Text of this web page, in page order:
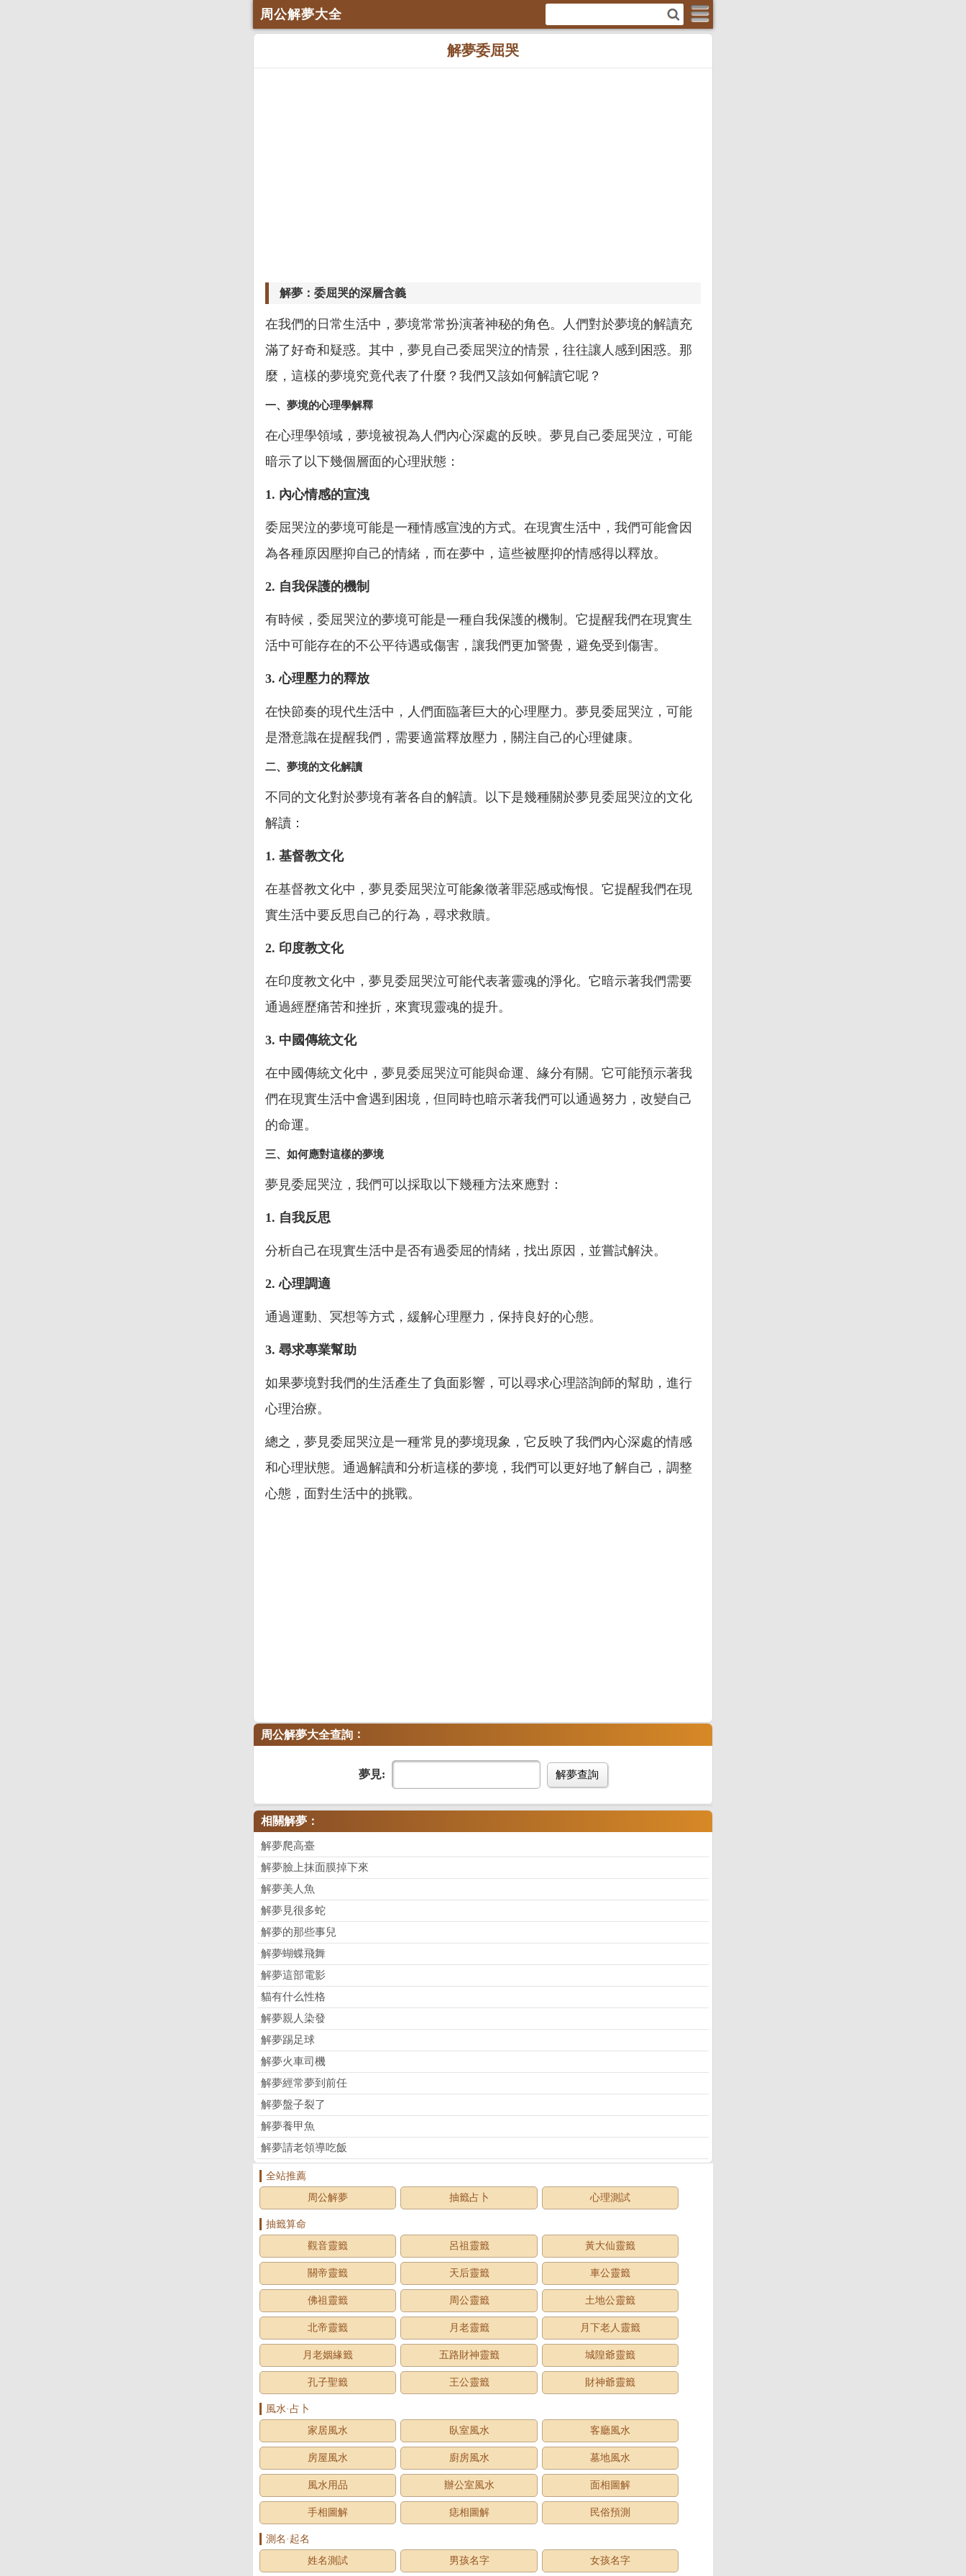
周公解夢大全
解夢委屈哭
解夢：委屈哭的深層含義
在我們的日常生活中，夢境常常扮演著神秘的角色。人們對於夢境的解讀充
滿了好奇和疑惑。其中，夢見自己委屈哭泣的情景，往往讓人感到困惑。那
麼，這樣的夢境究竟代表了什麼？我們又該如何解讀它呢？
一、夢境的心理學解釋
在心理學領域，夢境被視為人們內心深處的反映。夢見自己委屈哭泣，可能
暗示了以下幾個層面的心理狀態：
1. 內心情感的宣洩
委屈哭泣的夢境可能是一種情感宣洩的方式。在現實生活中，我們可能會因
為各種原因壓抑自己的情緒，而在夢中，這些被壓抑的情感得以釋放。
2. 自我保護的機制
有時候，委屈哭泣的夢境可能是一種自我保護的機制。它提醒我們在現實生
活中可能存在的不公平待遇或傷害，讓我們更加警覺，避免受到傷害。
3. 心理壓力的釋放
在快節奏的現代生活中，人們面臨著巨大的心理壓力。夢見委屈哭泣，可能
是潛意識在提醒我們，需要適當釋放壓力，關注自己的心理健康。
二、夢境的文化解讀
不同的文化對於夢境有著各自的解讀。以下是幾種關於夢見委屈哭泣的文化
解讀：
1. 基督教文化
在基督教文化中，夢見委屈哭泣可能象徵著罪惡感或悔恨。它提醒我們在現
實生活中要反思自己的行為，尋求救贖。
2. 印度教文化
在印度教文化中，夢見委屈哭泣可能代表著靈魂的淨化。它暗示著我們需要
通過經歷痛苦和挫折，來實現靈魂的提升。
3. 中國傳統文化
在中國傳統文化中，夢見委屈哭泣可能與命運、緣分有關。它可能預示著我
們在現實生活中會遇到困境，但同時也暗示著我們可以通過努力，改變自己
的命運。
三、如何應對這樣的夢境
夢見委屈哭泣，我們可以採取以下幾種方法來應對：
1. 自我反思
分析自己在現實生活中是否有過委屈的情緒，找出原因，並嘗試解決。
2. 心理調適
通過運動、冥想等方式，緩解心理壓力，保持良好的心態。
3. 尋求專業幫助
如果夢境對我們的生活產生了負面影響，可以尋求心理諮詢師的幫助，進行
心理治療。
總之，夢見委屈哭泣是一種常見的夢境現象，它反映了我們內心深處的情感
和心理狀態。通過解讀和分析這樣的夢境，我們可以更好地了解自己，調整
心態，面對生活中的挑戰。
周公解夢大全查詢 ：
夢見: 解夢查詢
相關解夢：
解夢爬高臺
解夢臉上抹面膜掉下來
解夢美人魚
解夢見很多蛇
解夢的那些事兒
解夢蝴蝶飛舞
解夢這部電影
貓有什么性格
解夢親人染發
解夢踢足球
解夢火車司機
解夢經常夢到前任
解夢盤子裂了
解夢養甲魚
解夢請老領導吃飯
全站推薦
周公解夢
抽籤占卜 心理測試
抽籤算命
觀音靈籤
呂祖靈籤 黃大仙靈籤
關帝靈籤 天后靈籤 車公靈籤
佛祖靈籤 周公靈籤 土地公靈籤
北帝靈籤 月老靈籤 月下老人靈籤
月老姻緣籤 五路財神靈籤 城隍爺靈籤
孔子聖籤 王公靈籤 財神爺靈籤
風水·占卜
家居風水
臥室風水 客廳風水
房屋風水 廚房風水 墓地風水
風水用品 辦公室風水 面相圖解
手相圖解 痣相圖解 民俗預測
測名·起名
姓名測試
男孩名字 女孩名字